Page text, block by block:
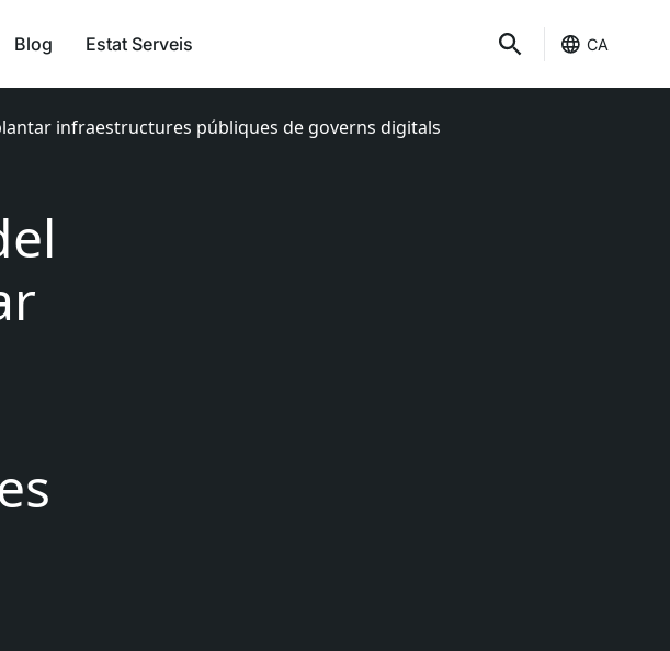
Blog Estat Serveis CA
infraestructures públiques de governs digitals